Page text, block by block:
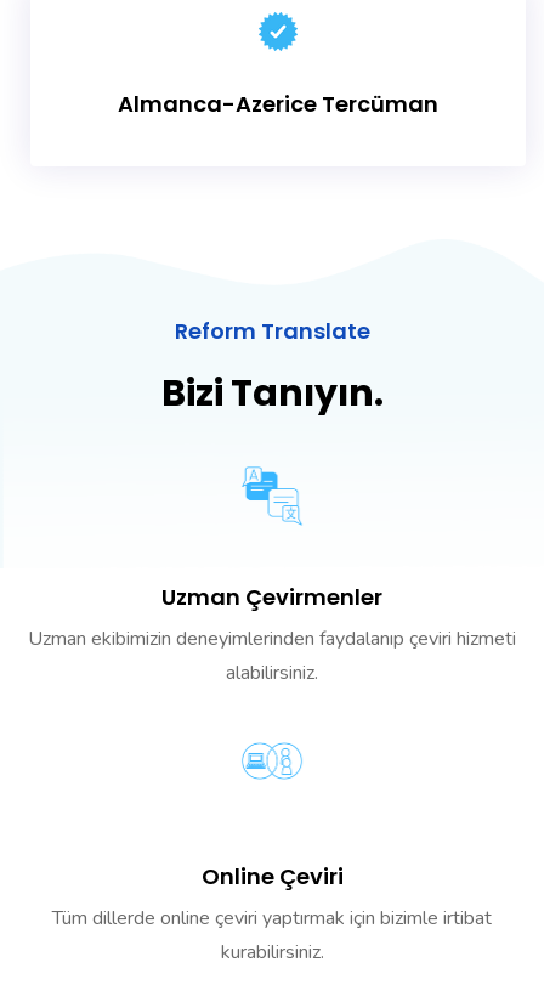
Almanca-Azerice Tercüman
Reform Translate
Bizi Tanıyın.
Uzman Çevirmenler
Uzman ekibimizin deneyimlerinden faydalanıp çeviri hizmeti
alabilirsiniz.
Online Çeviri
Tüm dillerde online çeviri yaptırmak için bizimle irtibat
kurabilirsiniz.